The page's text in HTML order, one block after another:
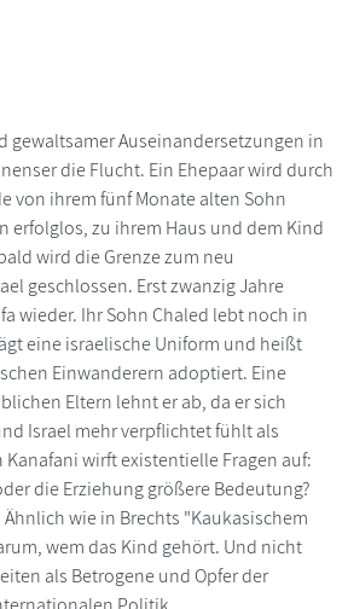
gewaltsamer Auseinandersetzungen in
die Flucht. Ein Ehepaar wird durch
von ihrem fünf Monate alten Sohn
erfolglos, zu ihrem Haus und dem Kind
wird die Grenze zum neu
geschlossen. Erst zwanzig Jahre
wieder. Ihr Sohn Chaled lebt noch in
eine israelische Uniform und heißt
Einwanderern adoptiert. Eine
Eltern lehnt er ab, da er sich
Israel mehr verpflichtet fühlt als
wirft existentielle Fragen auf:
die Erziehung größere Bedeutung?
wie in Brechts "Kaukasischem
wem das Kind gehört. Und nicht
als Betrogene und Opfer der